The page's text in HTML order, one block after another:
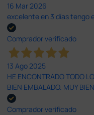
16 Mar 2026
excelente en 3 días tengo
Comprador verificado
13 Ago 2025
HE ENCONTRADO TODO
BIEN EMBALADO. MUY
Comprador verificado